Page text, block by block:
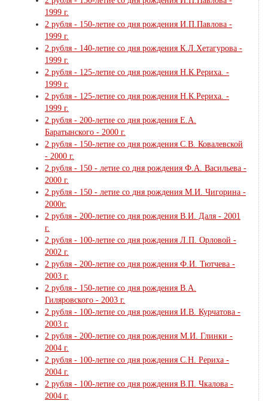
1999 г.
2 рубля - 150-летие со дня рождения И.П.Павлова -
1999 г.
2 рубля - 140-летие со дня рождения К.Л.Хетагурова -
1999 г.
2 рубля - 125-летие со дня рождения Н.К.Рериха. -
1999 г.
2 рубля - 125-летие со дня рождения Н.К.Рериха. -
1999 г.
2 рубля - 200-летие со дня рождения Е.А.
Баратынского - 2000 г.
2 рубля - 150-летие со дня рождения С.В. Ковалевской
- 2000 г.
2 рубля - 150 - летие со дня рождения Ф.А. Васильева -
2000 г.
2 рубля - 150 - летие со дня рождения М.И. Чигорина -
2000г.
2 рубля - 200-летие со дня рождения В.И. Даля - 2001
г.
2 рубля - 100-летие со дня рождения Л.П. Орловой -
2002 г.
2 рубля - 200-летие со дня рождения Ф.И. Тютчева -
2003 г.
2 рубля - 150-летие со дня рождения В.А.
Гиляровского - 2003 г.
2 рубля - 100-летие со дня рождения И.В. Курчатова -
2003 г.
2 рубля - 200-летие со дня рождения М.И. Глинки -
2004 г.
2 рубля - 100-летие со дня рождения С.Н. Рериха -
2004 г.
2 рубля - 100-летие со дня рождения В.П. Чкалова -
2004 г.